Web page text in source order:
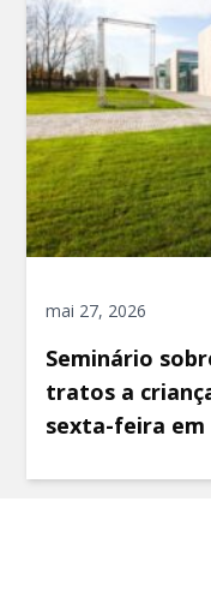
mai 27, 2026
Seminário
tratos a
sexta-feira em